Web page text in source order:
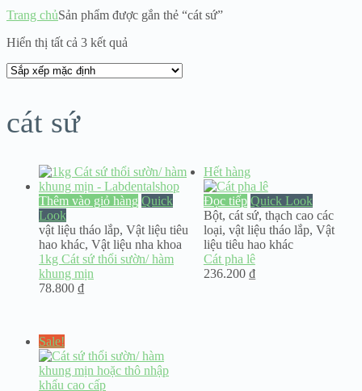
Trang chủSản phẩm được gắn thẻ “cát sứ”
Hiển thị tất cả 3 kết quả
cát sứ
Thêm vào giỏ hàng Quick
Look
vật liệu tháo lắp, Vật liệu tiêu
hao khác, Vật liệu nha khoa
1kg Cát sứ thổi sườn/ hàm
khung mịn
78.800 ₫
Hết hàng
Đọc tiếp Quick Look
Bột, cát sứ, thạch cao các
loại, vật liệu tháo lắp, Vật
liệu tiêu hao khác
Cát pha lê
236.200 ₫
Sale!